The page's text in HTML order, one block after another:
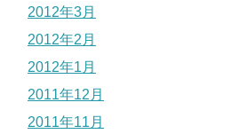
2012年3月
2012年2月
2012年1月
2011年12月
2011年11月